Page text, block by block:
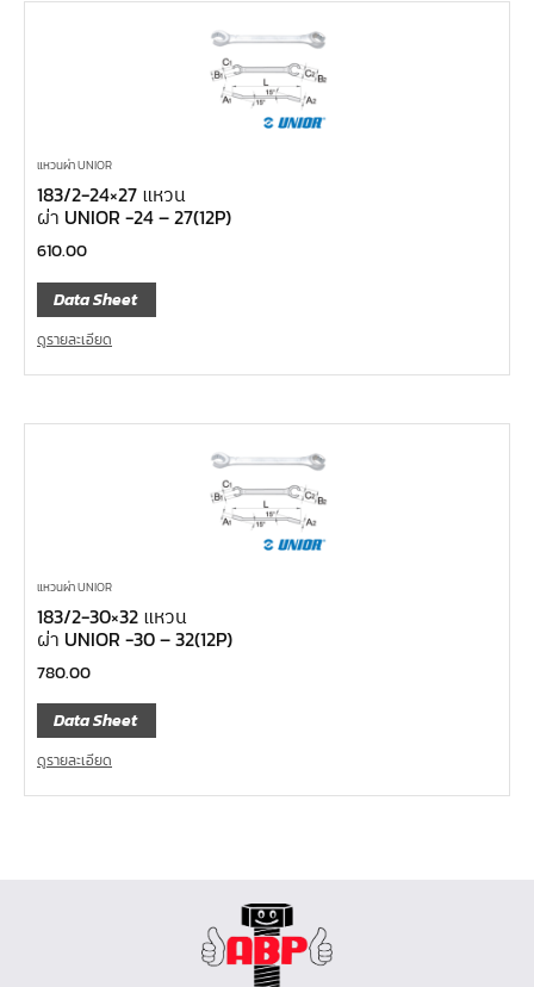
แหวนผ่า UNIOR
183/2-24×27 แหวน
ผ่า UNIOR -24 – 27(12P)
610.00
Data Sheet
ดูรายละเอียด
แหวนผ่า UNIOR
183/2-30×32 แหวน
ผ่า UNIOR -30 – 32(12P)
780.00
Data Sheet
ดูรายละเอียด